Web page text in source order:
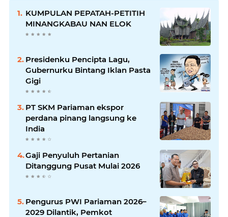
KUMPULAN PEPATAH-PETITIH
MINANGKABAU NAN ELOK
Presidenku Pencipta Lagu,
Gubernurku Bintang Iklan Pasta
Gigi
PT SKM Pariaman ekspor
perdana pinang langsung ke
India
Gaji Penyuluh Pertanian
Ditanggung Pusat Mulai 2026
Pengurus PWI Pariaman 2026–
2029 Dilantik, Pemkot